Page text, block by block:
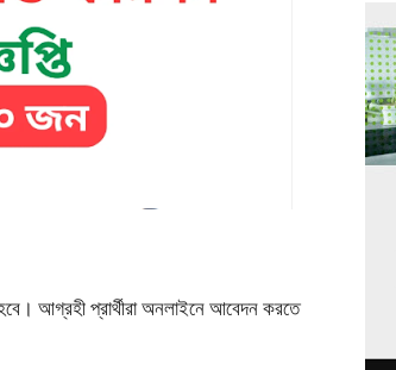
আগ্রহী প্রার্থীরা অনলাইনে আবেদন করতে